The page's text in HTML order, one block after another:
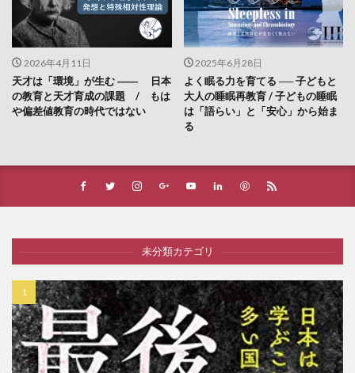
2026年4月11日
天才は「環境」が生む ―― 日本
の教育と天才育成の課題 / もは
や偏差値教育の時代ではない
2025年6月28日
よく眠る力を育てる ── 子どもと
大人の睡眠再教育 / 子どもの睡眠
は「語らい」と「安心」から始ま
る
未分類カテゴリ